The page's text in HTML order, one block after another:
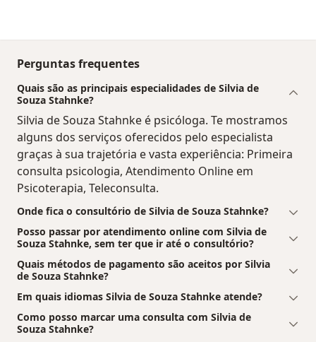
Perguntas frequentes
Quais são as principais especialidades de Silvia de
Souza Stahnke?
Silvia de Souza Stahnke é psicóloga. Te mostramos
alguns dos serviços oferecidos pelo especialista
graças à sua trajetória e vasta experiência: Primeira
consulta psicologia, Atendimento Online em
Psicoterapia, Teleconsulta.
Onde fica o consultório de Silvia de Souza Stahnke?
Posso passar por atendimento online com Silvia de
Souza Stahnke, sem ter que ir até o consultório?
Quais métodos de pagamento são aceitos por Silvia
de Souza Stahnke?
Em quais idiomas Silvia de Souza Stahnke atende?
Como posso marcar uma consulta com Silvia de
Souza Stahnke?